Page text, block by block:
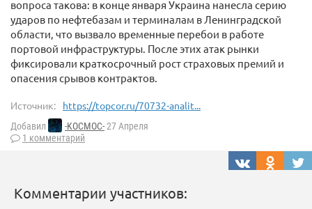
вопроса такова: в конце января Украина нанесла серию
ударов по нефтебазам и терминалам в Ленинградской
области, что вызвало временные перебои в работе
портовой инфраструктуры. После этих атак рынки
фиксировали краткосрочный рост страховых премий и
опасения срывов контрактов.
Источник: https://topcor.ru/70732-analit...
Добавил -KOCMOC-27 Апреля
1 комментарий
Комментарии участников: